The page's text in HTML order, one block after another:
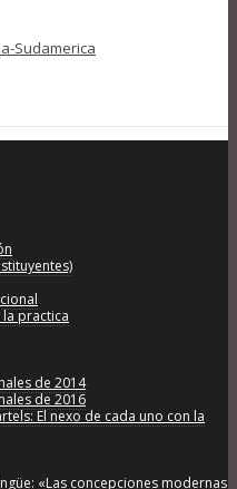
Sudamerica
practica
de 2014
de 2016
El nexo de cada uno con la
«Las concepciones modernas